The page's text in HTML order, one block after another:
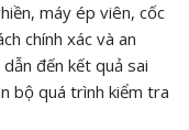
máy ép viên, cốc
chính xác và an
đến kết quả sai
bộ quá trình kiểm tra